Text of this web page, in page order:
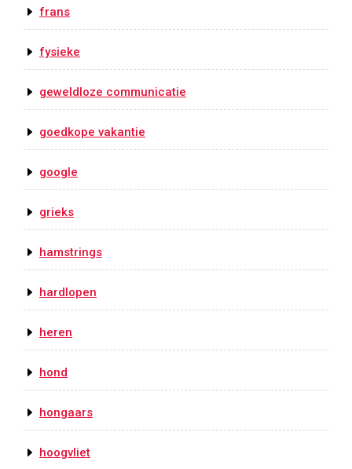
frans
fysieke
geweldloze communicatie
goedkope vakantie
google
grieks
hamstrings
hardlopen
heren
hond
hongaars
hoogvliet